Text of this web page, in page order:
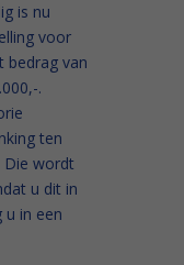
is nu
voor
bedrag van
.
ten
Die wordt
u dit in
u in een